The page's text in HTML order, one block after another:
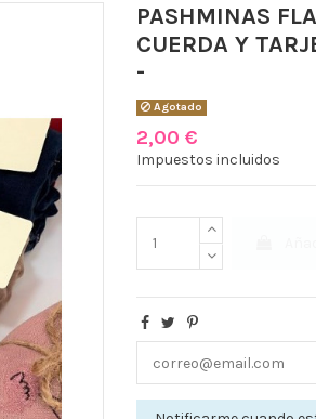
PASHMINAS
CUERDA Y
-
Agotado
2,00 €
Impuestos incluidos